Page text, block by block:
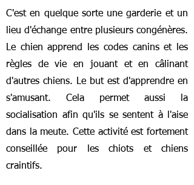
C'est en quelque sorte une garderie et un
lieu d'échange entre plusieurs congénères.
Le chien apprend les codes canins et les
règles de vie en jouant et en câlinant
d'autres chiens. Le but est d'apprendre en
s'amusant. Cela permet aussi la
socialisation afin qu'ils se sentent à l'aise
dans la meute. Cette activité est fortement
conseillée pour les chiots et chiens
craintifs.